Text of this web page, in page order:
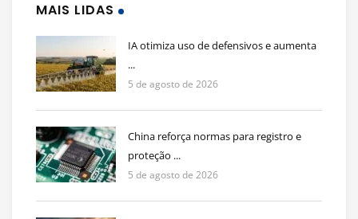
MAIS LIDAS
IA otimiza uso de defensivos e aumenta
...
5 de agosto de 2026
China reforça normas para registro e
proteção ...
5 de agosto de 2026